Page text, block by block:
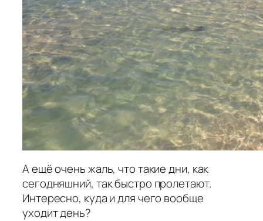
А ещё очень жаль, что такие дни, как
сегодняшний, так быстро пролетают.
Интересно, куда и для чего вообще
уходит день?